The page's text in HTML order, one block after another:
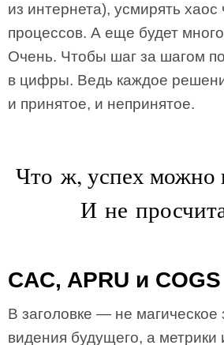
из интернета), усмирять хаос
процессов. А еще будет много
Очень. Чтобы шаг за шагом
в цифры. Ведь каждое
и принятое, и непринятое.
Что ж, успех можно
И не
CAC, APRU и COGS
В заголовке — не магическое
видения будущего, а метрики